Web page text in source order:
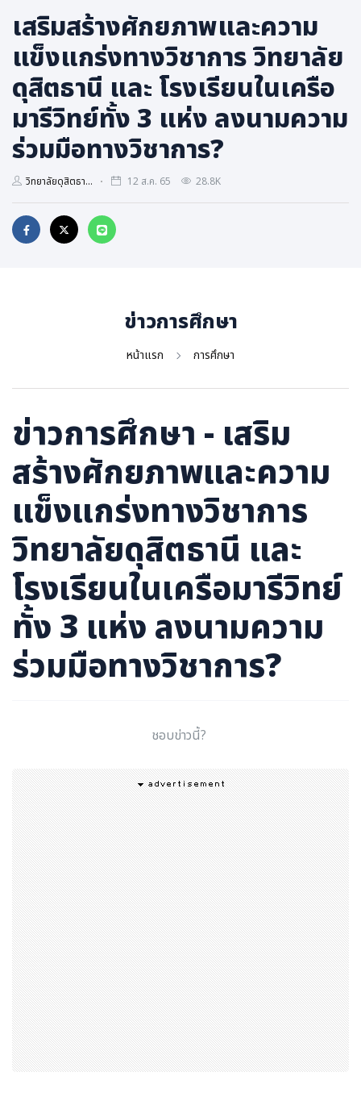
เศรษฐกิจ, การเงิน
การเกษตร
พลังงาน, สิ่งแวดล้อม
ยานยนต์
ขนส่ง
การงาน, อาชีพ
กิจกรรม
อบรมสัมมนา
เอเชีย
เสริมสร้างศักยภาพและความ
แข็งแกร่งทางวิชาการ วิทยาลัย
ดุสิตธานี และ โรงเรียนในเครือ
มารีวิทย์ทั้ง 3 แห่ง ลงนามความ
ร่วมมือทางวิชาการ?
วิทยาลัยดุสิตธา... 12 ส.ค. 65 28.8K
ข่าวการศึกษา
หน้าแรก การศึกษา
ข่าวการศึกษา - เสริม
สร้างศักยภาพและความ
แข็งแกร่งทางวิชาการ
วิทยาลัยดุสิตธานี และ
โรงเรียนในเครือมารีวิทย์
ทั้ง 3 แห่ง ลงนามความ
ร่วมมือทางวิชาการ?
ชอบข่าวนี้?